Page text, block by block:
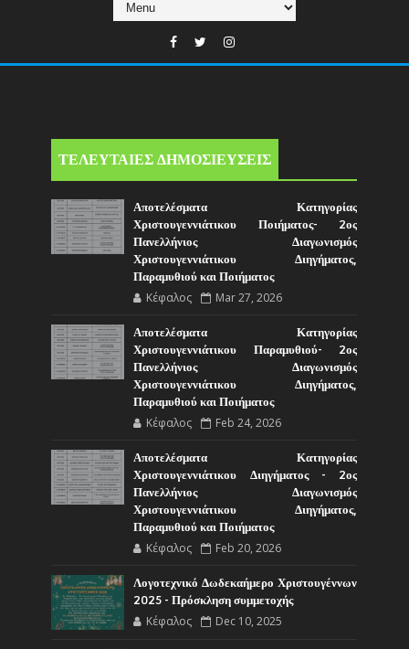
ΤΕΛΕΥΤΑΙΕΣ ΔΗΜΟΣΙΕΥΣΕΙΣ
Αποτελέσματα Κατηγορίας
Χριστουγεννιάτικου Ποιήματος- 2ος
Πανελλήνιος Διαγωνισμός
Χριστουγεννιάτικου Διηγήματος,
Παραμυθιού και Ποιήματος
Κέφαλος Mar 27, 2026
Αποτελέσματα Κατηγορίας
Χριστουγεννιάτικου Παραμυθιού- 2ος
Πανελλήνιος Διαγωνισμός
Χριστουγεννιάτικου Διηγήματος,
Παραμυθιού και Ποιήματος
Κέφαλος Feb 24, 2026
Αποτελέσματα Κατηγορίας
Χριστουγεννιάτικου Διηγήματος - 2ος
Πανελλήνιος Διαγωνισμός
Χριστουγεννιάτικου Διηγήματος,
Παραμυθιού και Ποιήματος
Κέφαλος Feb 20, 2026
Λογοτεχνικό Δωδεκαήμερο Χριστουγέννων
2025 - Πρόσκληση συμμετοχής
Κέφαλος Dec 10, 2025